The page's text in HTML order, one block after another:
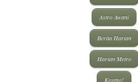
Astro Awani
Berita Harian
Harian Metro
Kosmo!